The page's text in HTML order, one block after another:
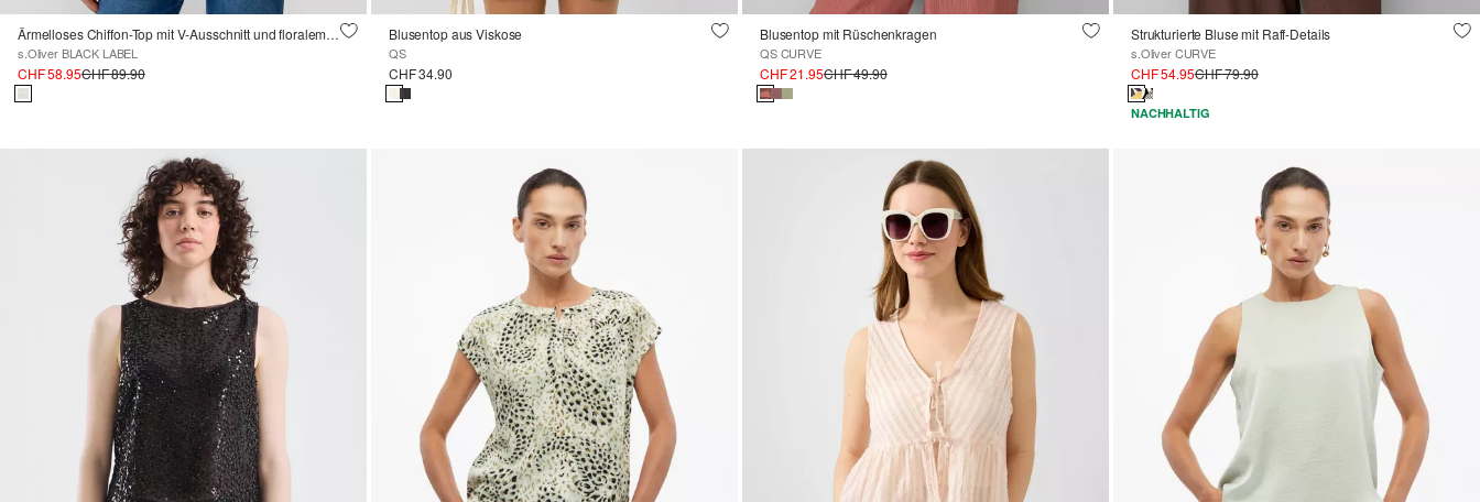
Ärmelloses Chiffon-Top mit V-Ausschnitt und floralem Muster
s.Oliver BLACK LABEL
CHF 58.95CHF 89.90
Blusentop aus Viskose
QS
CHF 34.90
Blusentop mit Rüschenkragen
QS CURVE
CHF 21.95CHF 49.90
Strukturierte Bluse mit Raff-Details
s.Oliver CURVE
CHF 54.95CHF 79.90
NACHHALTIG